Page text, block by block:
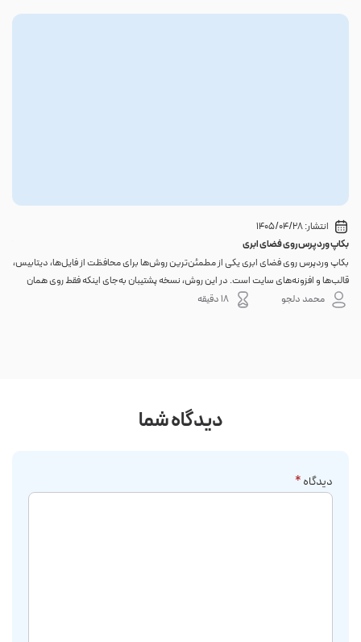
انتشار:1405/04/28
بکاپ وردپرس روی فضای ابری
بکاپ وردپرس روی فضای ابری یکی از مطمئن‌ترین روش‌ها برای محافظت از فایل‌ها، دیتابیس،
قالب‌ها و افزونه‌های سایت است. در این روش، نسخه پشتیبان به‌جای اینکه فقط روی همان
هاست اصلی باقی بماند، به یک فضای جداگانه منتقل می‌شود؛ بنابراین خرابی سرور، هک
محمد دلجو 18 دقیقه
دیدگاه شما
دیدگاه*